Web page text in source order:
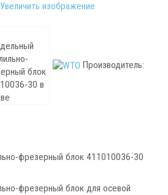
Увеличить изображение
Производитель:
фрезерный блок 411010036-30
фрезерный блок для осевой